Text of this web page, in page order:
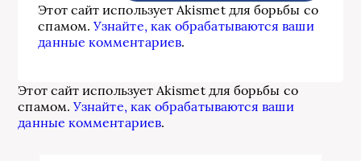
Этот сайт использует Akismet для борьбы со
спамом.Узнайте, как обрабатываются ваши
данные комментариев.
Этот сайт использует Akismet для борьбы со
спамом.Узнайте, как обрабатываются ваши
данные комментариев.